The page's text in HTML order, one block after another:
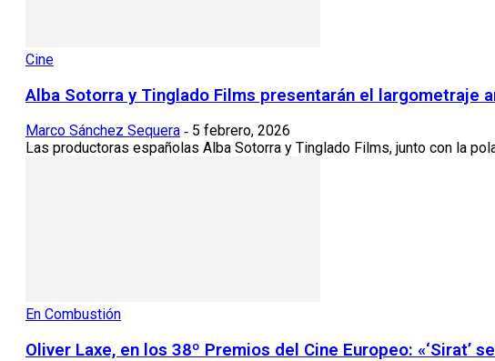
Cine
Alba Sotorra y Tinglado Films presentarán el largometraje
Marco Sánchez Sequera - 5 febrero, 2026
Las productoras españolas Alba Sotorra y Tinglado Films, junto con la
En Combustión
Oliver Laxe, en los 38º Premios del Cine Europeo: «‘Sirat’